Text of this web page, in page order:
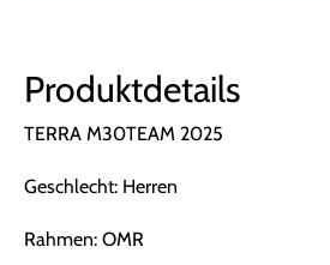
Produktdetails
TERRA M30TEAM 2025
Geschlecht: Herren
Rahmen: OMR